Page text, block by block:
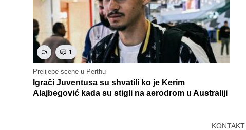
1
Prelijepe scene u Perthu
Igrači Juventusa su shvatili ko je Kerim
Alajbegović kada su stigli na aerodrom u Australiji
KONTAKT